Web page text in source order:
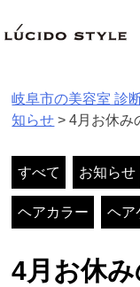
to
岐阜市の美容室 診
知らせ >4月お休み
すべて お知らせ
ヘアカラー ヘア
4月お休